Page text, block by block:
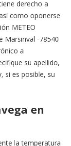
derecho a
como oponerse
METEO
Marsinval -78540
a
su apellido,
si es posible, su
en
la temperatura